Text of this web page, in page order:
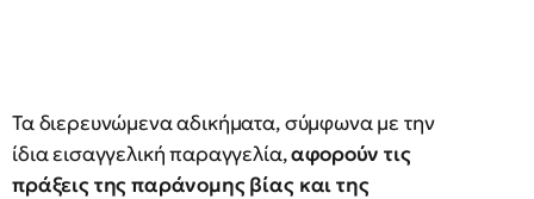
Τα διερευνώμενα αδικήματα, σύμφωνα με την
ίδια εισαγγελική παραγγελία,αφορούν τις
πράξεις της παράνομης βίας και της